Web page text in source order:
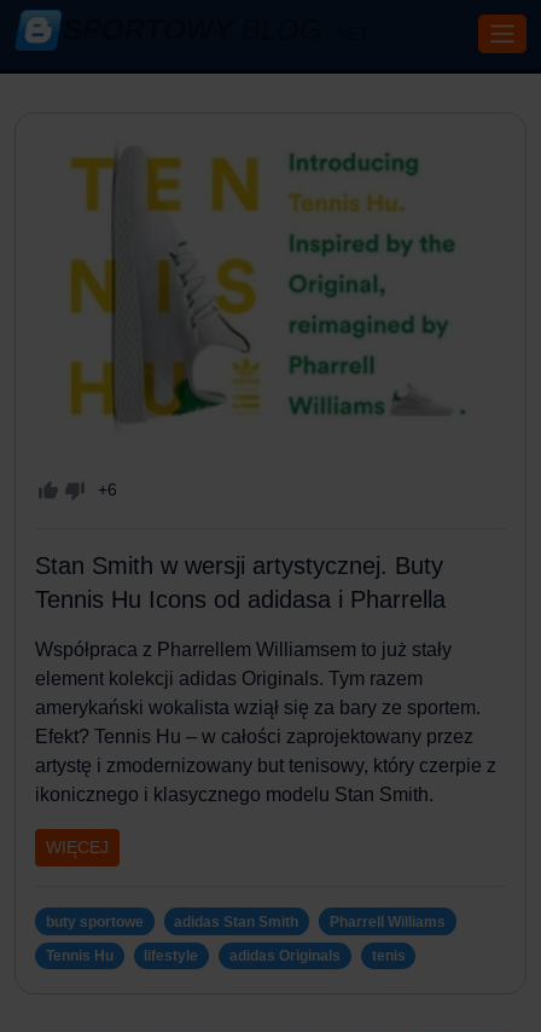
+6
Stan Smith w wersji artystycznej. Buty
Tennis Hu Icons od adidasa i Pharrella
Współpraca z Pharrellem Williamsem to już stały
element kolekcji adidas Originals. Tym razem
amerykański wokalista wziął się za bary ze sportem.
Efekt? Tennis Hu – w całości zaprojektowany przez
artystę i zmodernizowany but tenisowy, który czerpie z
ikonicznego i klasycznego modelu Stan Smith.
WIĘCEJ
buty sportowe adidas Stan Smith Pharrell Williams
Tennis Hu lifestyle adidas Originals tenis